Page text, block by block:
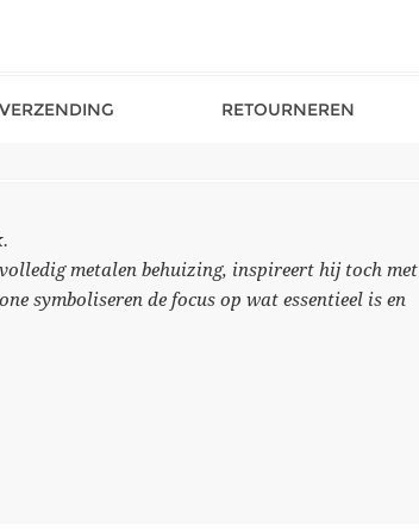
VERZENDING RETOURNEREN
metalen behuizing, inspireert hij toch met
symboliseren de focus op wat essentieel is en